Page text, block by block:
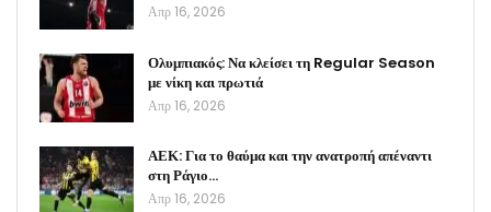
Απρ 16, 2026
Ολυμπιακός: Να κλείσει τη Regular Season
με νίκη και πρωτιά
Απρ 16, 2026
ΑΕΚ: Για το θαύμα και την ανατροπή απέναντι
στη Ράγιο…
Απρ 16, 2026